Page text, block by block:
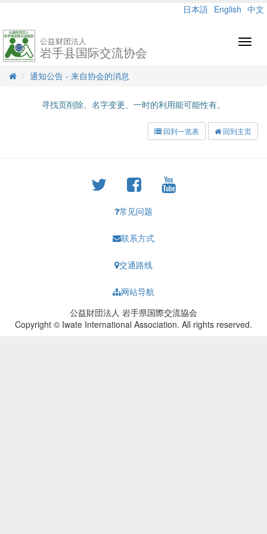
日本語 English 中文
公益财团法人
岩手县国际交流协会
通知公告 - 来自协会的消息
寻找页削除、名字变更、一时的利用能可能性有。
回到一览表 回到主页
常见问题
联系方式
交通路线
网站导航
公益財団法人 岩手県国際交流協会
Copyright © Iwate International Association. All rights reserved.